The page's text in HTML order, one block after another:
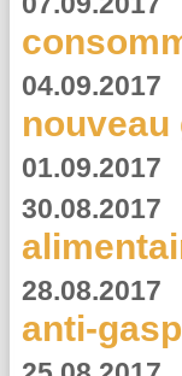
04.09.2017
nouveau
01.09.2017
30.08.2017
28.08.2017
anti-